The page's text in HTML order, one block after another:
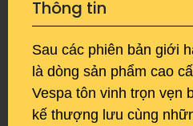
Thông tin
Sau các phiên bản giới
là dòng sản phẩm cao
Vespa tôn vinh trọn vẹn
kế thượng lưu cùng